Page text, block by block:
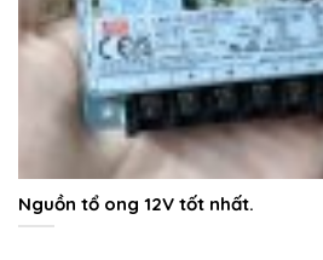
Nguồn tổ ong 12V tốt nhất.